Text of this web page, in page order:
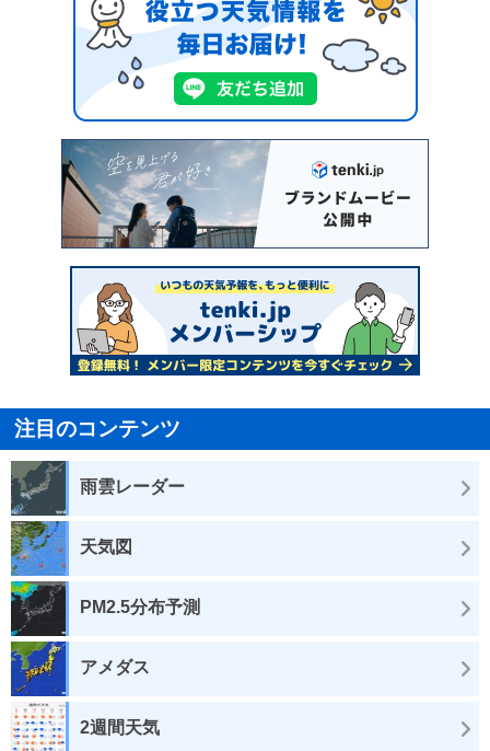
注目のコンテンツ
雨雲レーダー
天気図
PM2.5分布予測
アメダス
2週間天気